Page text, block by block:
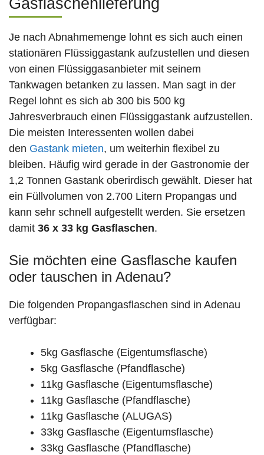
Gasflaschenlieferung
Je nach Abnahmemenge lohnt es sich auch einen
stationären Flüssiggastank aufzustellen und diesen
von einen Flüssiggasanbieter mit seinem
Tankwagen betanken zu lassen. Man sagt in der
Regel lohnt es sich ab 300 bis 500 kg
Jahresverbrauch einen Flüssiggastank aufzustellen.
Die meisten Interessenten wollen dabei
den Gastank mieten, um weiterhin flexibel zu
bleiben. Häufig wird gerade in der Gastronomie der
1,2 Tonnen Gastank oberirdisch gewählt. Dieser hat
ein Füllvolumen von 2.700 Litern Propangas und
kann sehr schnell aufgestellt werden. Sie ersetzen
damit 36 x 33 kg Gasflaschen.
Sie möchten eine Gasflasche kaufen
oder tauschen in Adenau?
Die folgenden Propangasflaschen sind in Adenau
verfügbar:
5kg Gasflasche (Eigentumsflasche)
5kg Gasflasche (Pfandflasche)
11kg Gasflasche (Eigentumsflasche)
11kg Gasflasche (Pfandflasche)
11kg Gasflasche (ALUGAS)
33kg Gasflasche (Eigentumsflasche)
33kg Gasflasche (Pfandflasche)